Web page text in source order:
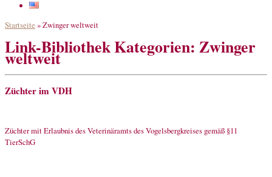
Startseite »Zwinger weltweit
Link-Bibliothek Kategorien: Zwinger
weltweit
Züchter im VDH
Züchter mit Erlaubnis des Veterinäramts des Vogelsbergkreises gemäß §11
TierSchG